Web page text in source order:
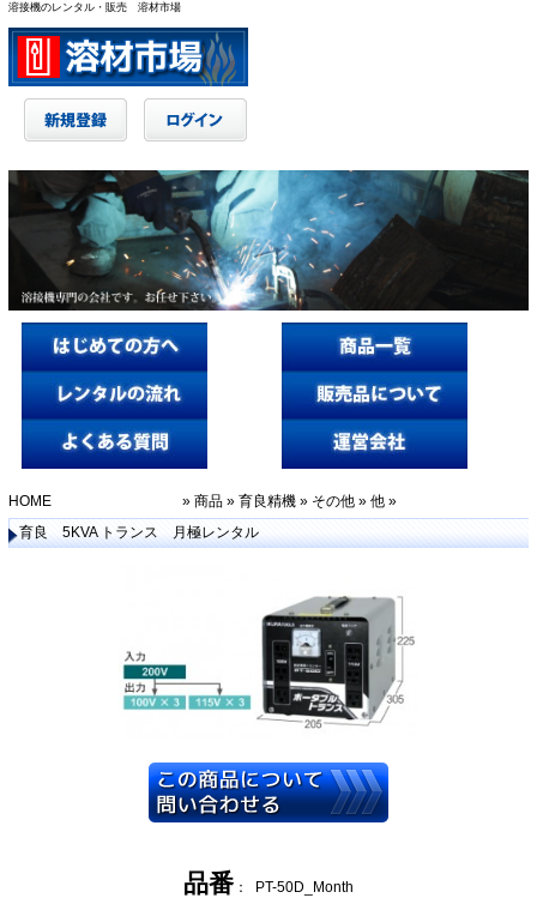
溶接機のレンタル・販売 溶材市場
HOME »商品 »育良精機 » その他 »他 »
育良 5KVA トランス 月極レンタル
品番： PT-50D_Month